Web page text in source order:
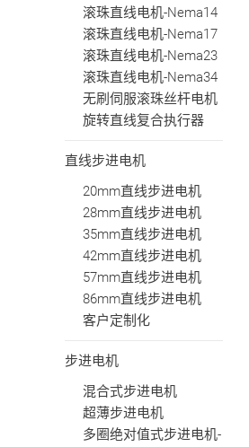
滚珠直线电机-Nema14
滚珠直线电机-Nema17
滚珠直线电机-Nema23
滚珠直线电机-Nema34
无刷伺服滚珠丝杆电机
旋转直线复合执行器
直线步进电机
20mm直线步进电机
28mm直线步进电机
35mm直线步进电机
42mm直线步进电机
57mm直线步进电机
86mm直线步进电机
客户定制化
步进电机
混合式步进电机
超薄步进电机
多圈绝对值式步进电机-